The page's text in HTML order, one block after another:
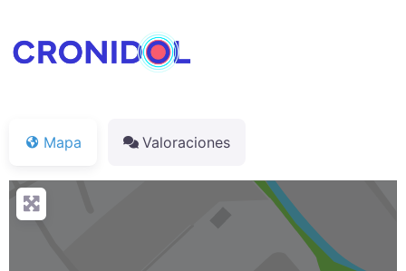
Mapa Valoraciones